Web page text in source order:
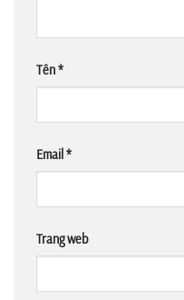
Tên*
Email *
Trang web